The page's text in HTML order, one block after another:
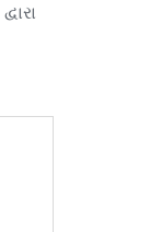
દ્વારા